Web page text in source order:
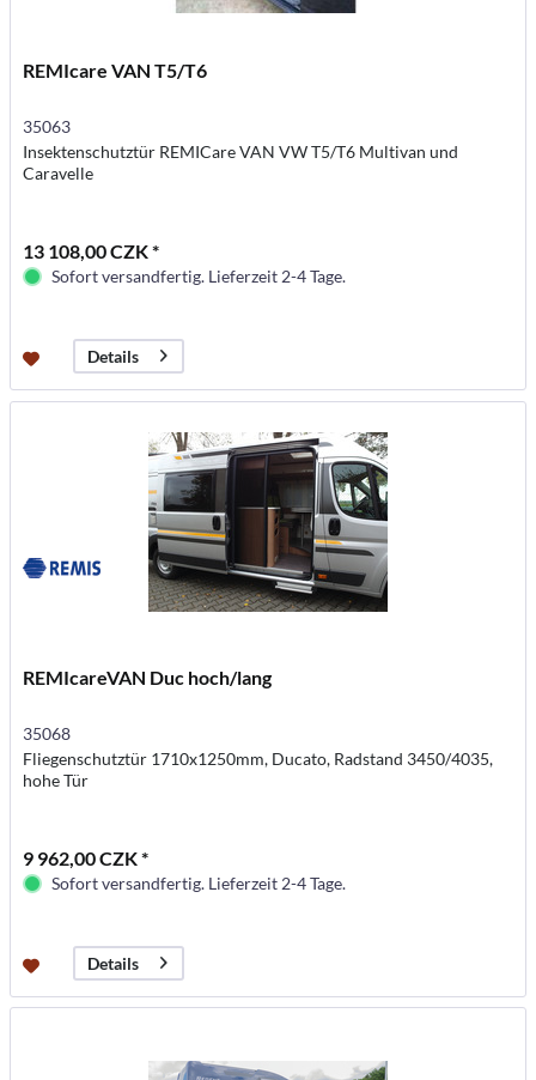
REMIcare VAN T5/T6
35063
Insektenschutztür REMICare VAN VW T5/T6 Multivan und
Caravelle
13 108,00 CZK *
Sofort versandfertig. Lieferzeit 2-4 Tage.
Details
REMIcareVAN Duc hoch/lang
35068
Fliegenschutztür 1710x1250mm, Ducato, Radstand 3450/4035,
hohe Tür
9 962,00 CZK *
Sofort versandfertig. Lieferzeit 2-4 Tage.
Details